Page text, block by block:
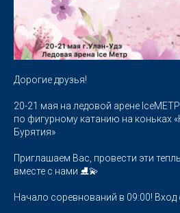
Дорогие друзья!
20-21 мая на ледовой арене
по фигурному катанию на коньках
Бурятия»
Приглашаем Вас, провести эти
вместе с нами ⛸️💫
Начало соревнований в 09:00!